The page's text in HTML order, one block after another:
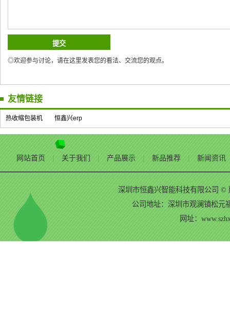
◎欢迎参与讨论，请在这里发表您的看法、交流您的观点。
友情链接
热收缩包装机 恒鑫兴erp
网站首页 | 关于我们 产品展示 新品推荐 | 新闻资讯
深圳市恒鑫兴智能科技有限公司 ©
公司地址：深圳市观澜镇松元
网址：